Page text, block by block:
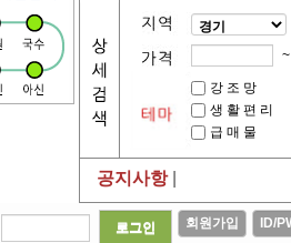
~
강조망
생활편리
급매물
공지사항|
회원가입 ID/